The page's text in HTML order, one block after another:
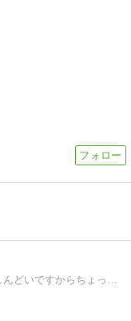
働きながら育児ガンバッテマス だけどしんどいですからちょっと愚痴らせてください